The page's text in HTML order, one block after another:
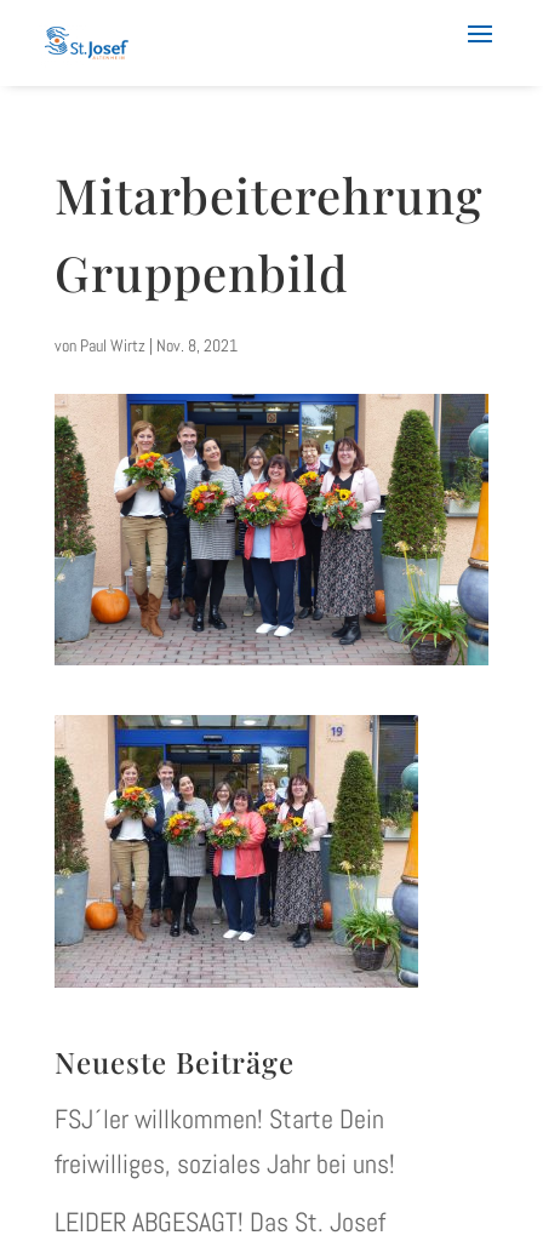
Mitarbeiterehrung
Gruppenbild
von Paul Wirtz| Nov. 8, 2021
Neueste Beiträge
FSJ´ler willkommen! Starte Dein
freiwilliges, soziales Jahr bei uns!
LEIDER ABGESAGT! Das St. Josef